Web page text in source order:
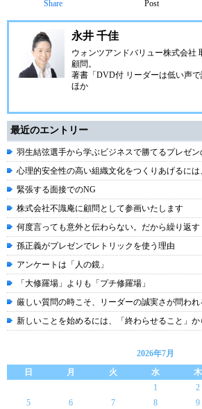
Share Post
永井 千佳
ウォンツアンドバリュー株式会社
顧問。
著書「DVD付 リーダーは低い声で
ほか
最近のエントリー
羽生結弦選手から学ぶビジネスで勝てるプレゼン
心理的安全性の高い組織文化をつくりあげるに
緊張する面接でのNG
株式会社不識庵に顧問として参画いたします
何度言っても意外と伝わらない。だから繰り返す
孫正義がプレゼンでレトリックを使う理由
アンケートは「人の鏡」
「大修羅場」よりも「プチ修羅場」
厳しい質問の時こそ、リーダーの誠実さが問われ
新しいことを始めるには、「終わらせること」か
2026年7月
日
月 火 水 木
1
2
5
6 7 8 9